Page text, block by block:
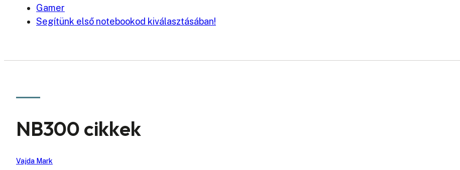
Gamer
Segítünk első notebookod kiválasztásában!
NB300 cikkek
Vajda Mark